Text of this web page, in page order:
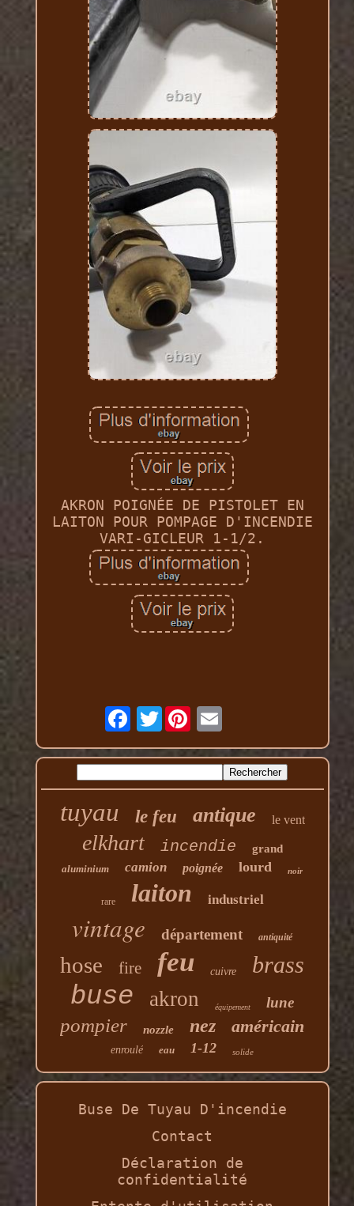
AKRON POIGNÉE DE PISTOLET EN
LAITON POUR POMPAGE D'INCENDIE
VARI-GICLEUR 1-1/2.
Twitter
tuyau le feu antique le vent
elkhart incendie grand
aluminium camion poignée lourd noir
rare laiton industriel
vintage département antiquité
hose fire feu cuivre brass
buse akron équipement lune
pompier nozzle nez américain
enroulé eau 1-12 solide
Buse De Tuyau D'incendie
Contact
Déclaration de
confidentialité